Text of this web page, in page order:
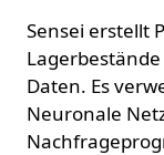
Sensei erstellt
Daten. Es
Neuronale